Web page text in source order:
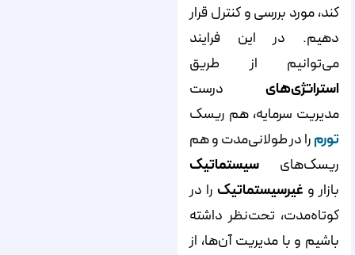
کند، مورد بررسی و کنترل قرار
دهیم. در این فرایند
می‌توانیم از طریق
استراتژی‌های درست
مدیریت سرمایه، هم ریسک
تورمرا در طولانی‌مدت و هم
ریسک‌های سیستماتیک
بازار و غیرسیستماتیک را در
کوتاه‌مدت، تحت‌نظر داشته
باشیم و با مدیریت آن‌ها، از